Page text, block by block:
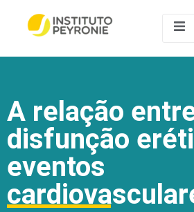
A relação
disfunção
eventos